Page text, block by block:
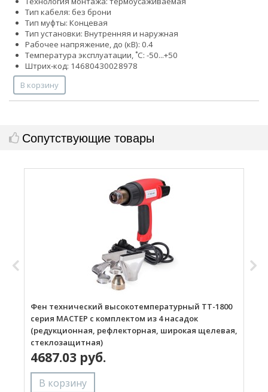
Тип кабеля: без брони
Тип муфты: Концевая
Тип установки: Внутренняя и наружная
Рабочее напряжение, до (кВ): 0.4
Температура эксплуатации, ˚С: -50...+50
Штрих-код: 14680430028978
В корзину
Сопутствующие товары
Фен технический высокотемпературный ТТ-1800
серия МАСТЕР с комплектом из 4 насадок
(редукционная, рефлекторная, широкая щелевая,
стеклозащитная)
4687.03 руб.